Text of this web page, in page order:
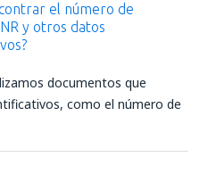
el número de
y otros datos
documentos que
como el número de